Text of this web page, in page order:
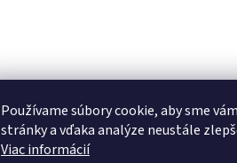
Používame súbory cookie, aby sme
stránky a vďaka analýze neustále
Viac informácií